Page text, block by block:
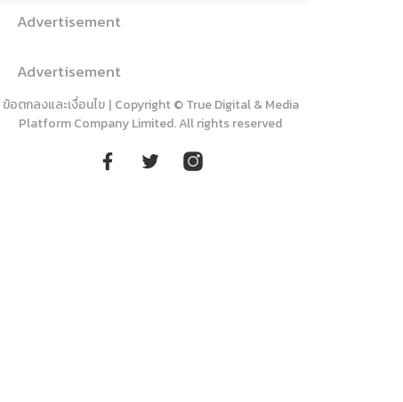
Advertisement
Advertisement
ข้อตกลงและเงื่อนไข | Copyright © True Digital & Media
Platform Company Limited. All rights reserved